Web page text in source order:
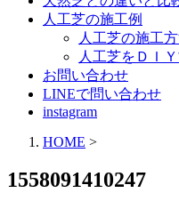
人工芝の施工例
人工芝の施工
人工芝をＤＩ
お問い合わせ
LINEで問い合わせ
instagram
HOME >
1558091410247